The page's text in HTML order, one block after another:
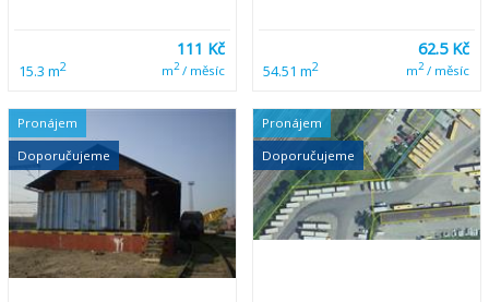
15.3 m2
111 Kč
m2/ měsíc 54.51 m2
62.5 Kč
m2/ měsíc
Pronájem
Doporučujeme
Pronájem
Doporučujeme